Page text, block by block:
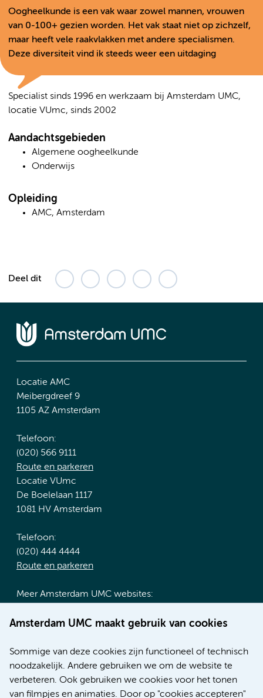
Oogheelkunde is een vak waar zowel mannen, vrouwen
van 0-100+ gezien worden. Het vak staat niet op zichzelf,
maar heeft vele raakvlakken met andere specialismen.
Deze diversiteit vind ik steeds weer een uitdaging
Specialist sinds 1996 en werkzaam bij Amsterdam UMC,
locatie VUmc, sinds 2002
Aandachtsgebieden
Algemene oogheelkunde
Onderwijs
Opleiding
AMC, Amsterdam
Deel dit
Amsterdam UMC maakt gebruik van cookies
Sommige van deze cookies zijn functioneel of technisch
noodzakelijk. Andere gebruiken we om de website te
verbeteren. Ook gebruiken we cookies voor het tonen
van filmpjes en animaties. Door op "cookies accepteren"
Locatie AMC
Meibergdreef 9
1105 AZ Amsterdam
Telefoon:
(020) 566 9111
Route en parkeren
Locatie VUmc
De Boelelaan 1117
1081 HV Amsterdam
Telefoon:
(020) 444 4444
Route en parkeren
Meer Amsterdam UMC websites:
Werken bij Amsterdam UMC
Nieuws
Research
Educatie locatie AMC
Educatie locatie VUmc